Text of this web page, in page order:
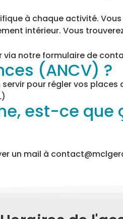
à chaque activité.
intérieur. Vous
via notre formulaire de
(ANCV) ?
pour régler vos
est-ce que
un mail à